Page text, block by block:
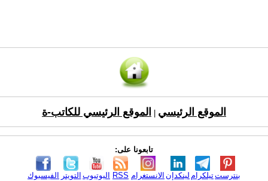
الموقع الرئيسي الموقع الرئيسي للكاتب-ة
تابعونا على:
الفيسبوك التويتر اليوتيوب RSS الانستغرام لينكدإن تيلكرامبنترست